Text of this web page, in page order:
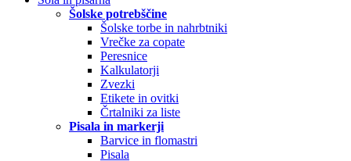
Šolske potrebščine
Šolske torbe in nahrbtniki
Vrečke za copate
Peresnice
Kalkulatorji
Zvezki
Etikete in ovitki
Črtalniki za liste
Pisala in markerji
Barvice in flomastri
Pisala